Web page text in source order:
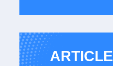
ARTICLE